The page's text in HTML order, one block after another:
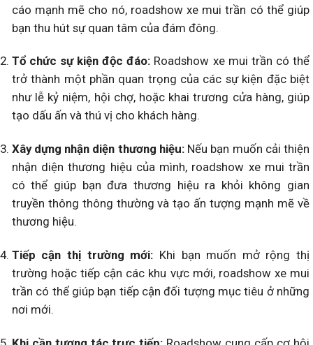
cáo mạnh mẽ cho nó, roadshow xe mui trần có thể giúp
bạn thu hút sự quan tâm của đám đông.
Tổ chức sự kiện độc đáo: Roadshow xe mui trần có thể
trở thành một phần quan trọng của các sự kiện đặc biệt
như lễ kỷ niệm, hội chợ, hoặc khai trương cửa hàng, giúp
tạo dấu ấn và thú vị cho khách hàng.
Xây dựng nhận diện thương hiệu:Nếu bạn muốn cải thiện
nhận diện thương hiệu của mình, roadshow xe mui trần
có thể giúp bạn đưa thương hiệu ra khỏi không gian
truyền thông thông thường và tạo ấn tượng mạnh mẽ về
thương hiệu.
Tiếp cận thị trường mới: Khi bạn muốn mở rộng thị
trường hoặc tiếp cận các khu vực mới, roadshow xe mui
trần có thể giúp bạn tiếp cận đối tượng mục tiêu ở những
nơi mới.